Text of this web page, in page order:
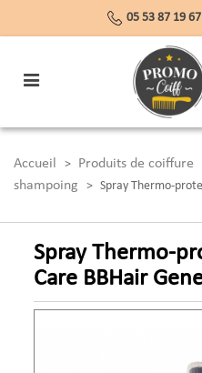
05 53 87 19 67
Accueil > Produits de coiffure
shampoing
> Spray Thermo-
Spray Thermo-
Care BBHair